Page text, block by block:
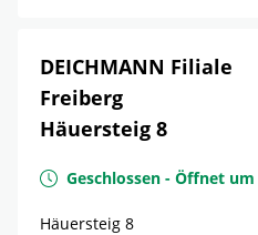
DEICHMANN Filiale
Freiberg
Häuersteig 8
Geschlossen - Öffnet um
Häuersteig 8